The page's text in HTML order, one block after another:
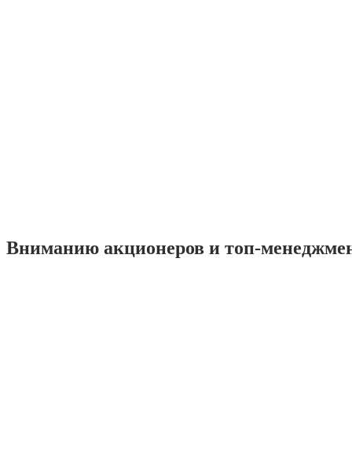
Вниманию акционеров и топ-